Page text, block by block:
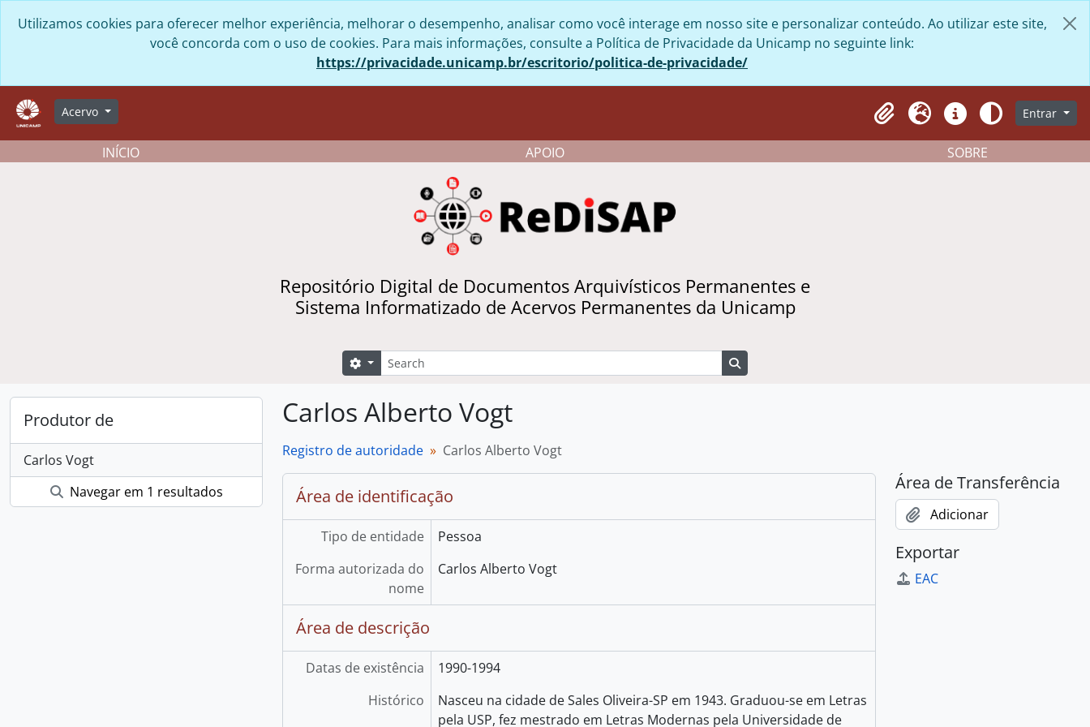
Utilizamos cookies para oferecer melhor experiência, melhorar o desempenho, analisar como você interage em nosso site e personalizar conteúdo. Ao utilizar este site,
você concorda com o uso de cookies. Para mais informações, consulte a Política de Privacidade da Unicamp no seguinte link:
https://privacidade.unicamp.br/escritorio/politica-de-privacidade/
Acervo
Clipboard
Idioma AtalhosAparênciaEntrar
INÍCIO APOIO SOBRE
Repositório Digital de Documentos Arquivísticos Permanentes e
Sistema Informatizado de Acervos Permanentes da Unicamp
Buscar
Opções de busca
Produtor de
Carlos Vogt
Navegar em 1 resultados
Carlos Alberto Vogt
Registro de autoridade Carlos Alberto Vogt
Área de identificação
Tipo de entidade
Pessoa
Forma autorizada do
nome
Carlos Alberto Vogt
Área de descrição
Datas de existência
1990-1994
Histórico
Nasceu na cidade de Sales Oliveira-SP em 1943. Graduou-se em Letras
pela USP, fez mestrado em Letras Modernas pela Universidade de
Área de Transferência
Adicionar
Exportar
EAC